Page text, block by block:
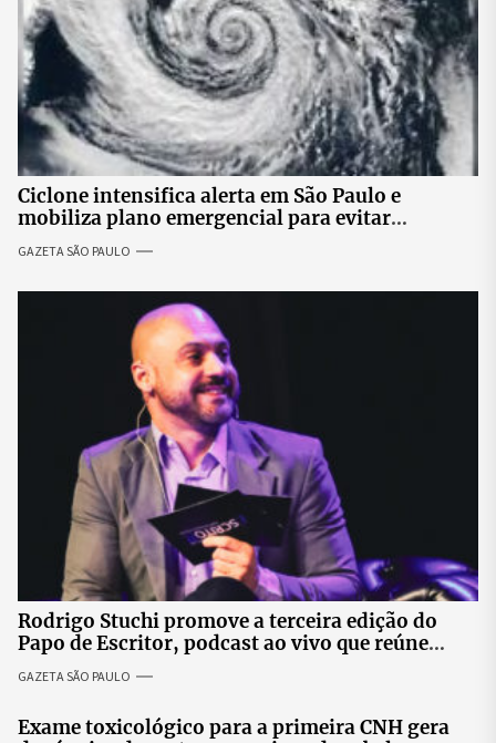
Ciclone intensifica alerta em São Paulo e
mobiliza plano emergencial para evitar
impactos no fornecimento de energia
GAZETA SÃO PAULO
Rodrigo Stuchi promove a terceira edição do
Papo de Escritor, podcast ao vivo que reúne
especialistas para discutir saúde mental e
prosperidade.
GAZETA SÃO PAULO
Exame toxicológico para a primeira CNH gera